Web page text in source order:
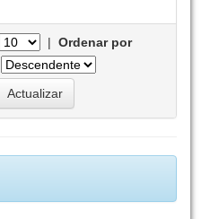
|Ordenar por